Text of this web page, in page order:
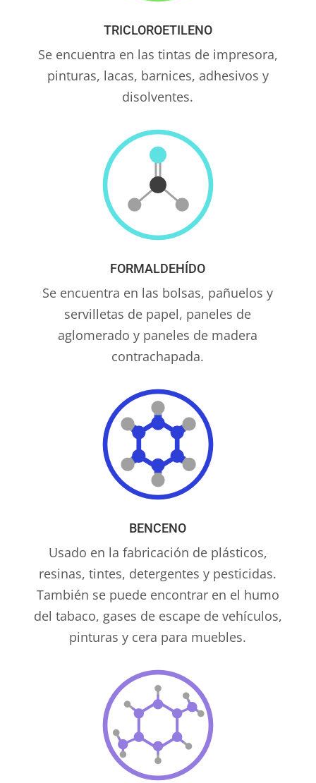
TRICLOROETILENO
Se encuentra en las tintas de impresora,
pinturas, lacas, barnices, adhesivos y
disolventes.
FORMALDEHÍDO
Se encuentra en las bolsas, pañuelos y
servilletas de papel, paneles de
aglomerado y paneles de madera
contrachapada.
BENCENO
Usado en la fabricación de plásticos,
resinas, tintes, detergentes y pesticidas.
También se puede encontrar en el humo
del tabaco, gases de escape de vehículos,
pinturas y cera para muebles.